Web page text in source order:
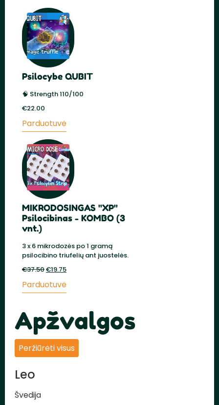
Psilocybe QUBIT
🧠 Strength 110/100
€22.00
Parduotuvė
MIKRODOSINGAS "XP"
Psilocibinas - KOMBO (3
vnt.)
3 x 6 mikrodozės po 1 gramą
psilocibino triufelių ant juostelės.
€37.50Pradinė
buvo:
€19.75
Parduotuvė
Apžvalgos
Peržiūrėti visus
Leo
Švedija